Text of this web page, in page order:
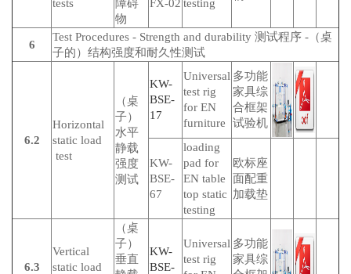
tests
障碍
物
FX-02 testing
6
Test Procedures - Strength and durability 测试程序 -（桌
子的）结构强度和耐久性测试
6.2
Horizontal
static load
test
（桌
子）
水平
静载
强度
测试
KW-
BSE-
17
Universal
test rig
for EN
furniture
多功能
家具综
合框架
试验机
KW-
BSE-
67
loading
pad for
EN table
top static
testing
欧标座
面配重
加载垫
6.3
Vertical
static load
（桌
子）
垂直
KW-
BSE-
Universal
test rig
多功能
家具综